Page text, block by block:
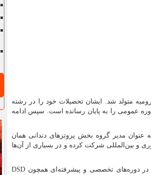
دندانی و ایمپلنت، در سال 1357 در شهر ارومیه متولد شد. ایشان تحصیلات خود را در رشته
از دانشکده دندانپزشکی تبریز آغاز کرده، ورودی سال 1375 بوده و در سال 1381 دوره عمومی را به پایان رسانده است. سپس ادامه
سال 1394 به عضویت هیئت علمی دانشکده دندانپزشکی ارومیه درآمده و از سال 1397 به عنوان مدیر گروه بخش پروتزهای دندانی همان
و بین‌المللی شرکت کرده و در بسیاری از آن‌ها
در دوره‌های تخصصی و پیشرفته‌ای همچون DSD